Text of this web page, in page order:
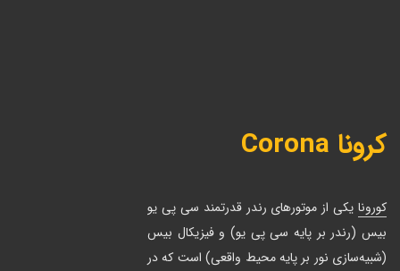
کرونا Corona
کورونا یکی از موتورهای رندر قدرتمند سی پی یو
بیس (رندر بر پایه سی پی یو) و فیزیکال بیس
(شبیه‌سازی نور بر پایه محیط واقعی) است که در